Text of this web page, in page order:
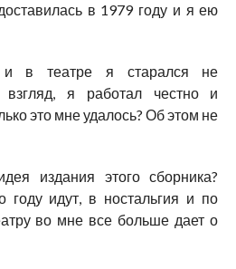
в 1979 году и я ею
и в театре я старался не
взгляд, я работал честно и
это мне удалось? Об этом не
издания этого сборника?
году идут, в ностальгия и по
во мне все больше дает о